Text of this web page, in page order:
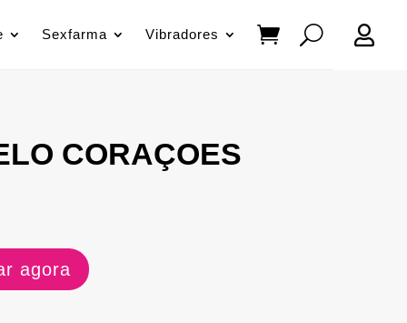
Sexfarma Vibradores 
CORAÇOES
agora